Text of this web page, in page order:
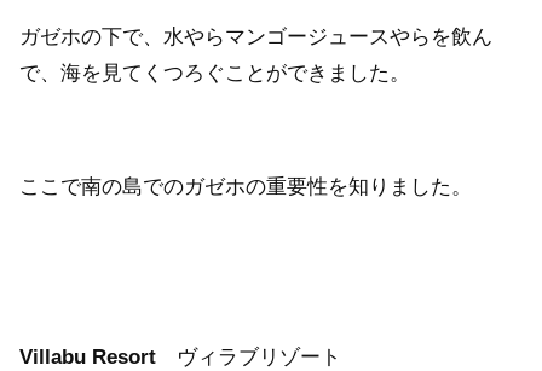
ガゼホの下で、水やらマンゴージュースやらを飲ん
で、海を見てくつろぐことができました。
ここで南の島でのガゼホの重要性を知りました。
Villabu Resort ヴィラブリゾート